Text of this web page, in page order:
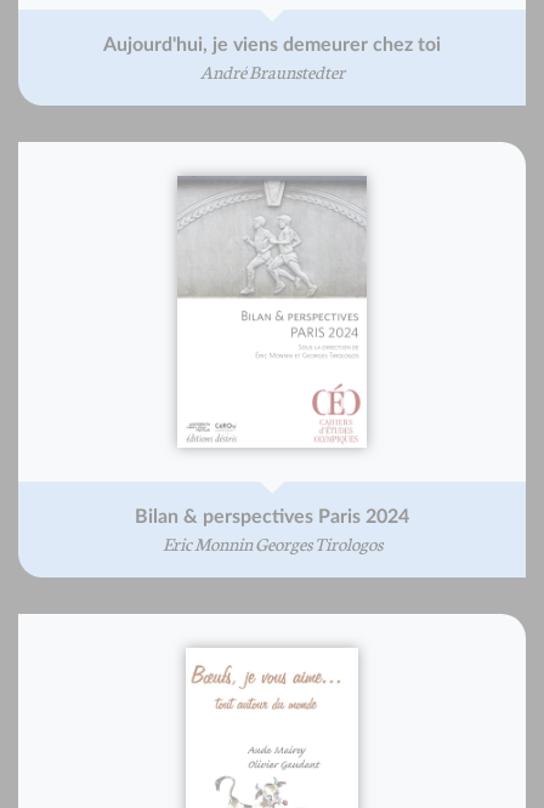
Aujourd'hui, je viens demeurer chez toi
André Braunstedter
Bilan & perspectives Paris 2024
Eric Monnin Georges Tirologos